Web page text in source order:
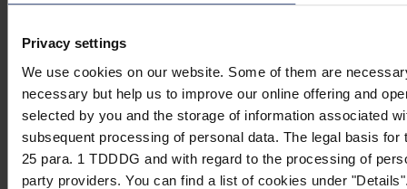
Privacy settings
We use cookies on our website. Some of them are
necessary but help us to improve our online offering and
selected by you and the storage of information associated
subsequent processing of personal data. The legal basis
25 para. 1 TDDDG and with regard to the processing of
party providers. You can find a list of cookies under